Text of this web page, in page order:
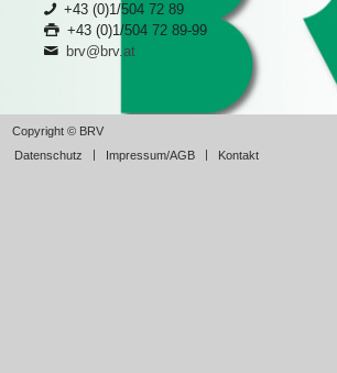
+43 (0)1/504 72 89
+43 (0)1/504 72 89-99
brv@brv.at
Copyright © BRV
Datenschutz
Impressum/AGB Kontakt